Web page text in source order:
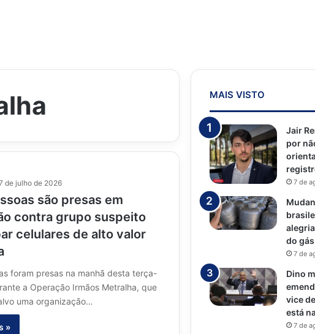
de julho de 2026
são presas em
contra grupo suspeito
celulares de alto valor
foram presas na manhã desta terça-
a Operação Irmãos Metralha, que
uma organização…
»
MAIS VISTO
Jair
por
7 de
do
7 de
Dino
vice
está
7 de